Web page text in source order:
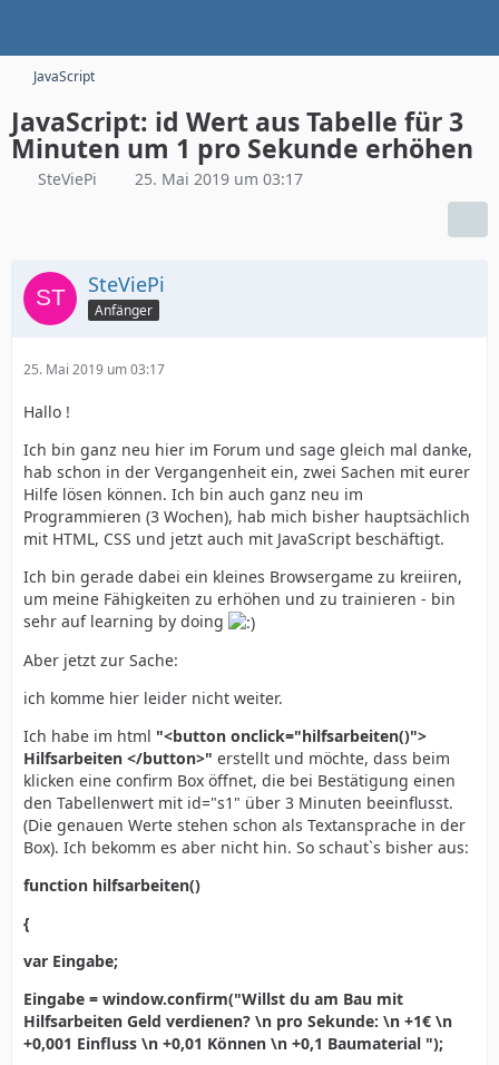
JavaScript
JavaScript: id Wert aus Tabelle für 3
Minuten um 1 pro Sekunde erhöhen
SteViePi 25. Mai 2019 um 03:17
SteViePi
Anfänger
25. Mai 2019 um 03:17
Hallo !
Ich bin ganz neu hier im Forum und sage gleich mal danke,
hab schon in der Vergangenheit ein, zwei Sachen mit eurer
Hilfe lösen können. Ich bin auch ganz neu im
Programmieren (3 Wochen), hab mich bisher hauptsächlich
mit HTML, CSS und jetzt auch mit JavaScript beschäftigt.
Ich bin gerade dabei ein kleines Browsergame zu kreiiren,
um meine Fähigkeiten zu erhöhen und zu trainieren - bin
sehr auf learning by doing
Aber jetzt zur Sache:
ich komme hier leider nicht weiter.
Ich habe im html "<button onclick="hilfsarbeiten()">
Hilfsarbeiten </button>" erstellt und möchte, dass beim
klicken eine confirm Box öffnet, die bei Bestätigung einen
den Tabellenwert mit id="s1" über 3 Minuten beeinflusst.
(Die genauen Werte stehen schon als Textansprache in der
Box). Ich bekomm es aber nicht hin. So schaut`s bisher aus:
function hilfsarbeiten()
{
var Eingabe;
Eingabe = window.confirm("Willst du am Bau mit
Hilfsarbeiten Geld verdienen? \n pro Sekunde: \n +1€ \n
+0,001 Einfluss \n +0,01 Können \n +0,1 Baumaterial ");